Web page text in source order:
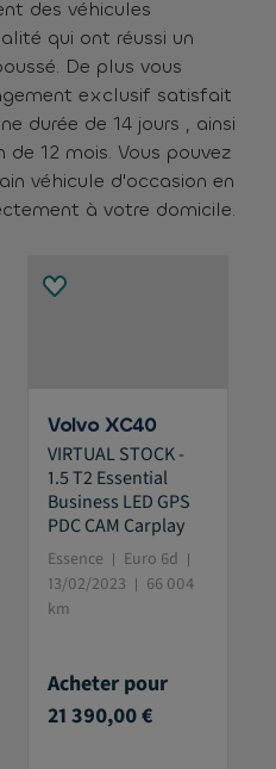
des véhicules
qui ont réussi un
De plus vous
exclusif satisfait
durée de 14 jours , ainsi
12 mois. Vous pouvez
véhicule d'occasion en
à votre domicile.
Volvo XC40
VIRTUAL STOCK -
1.5 T2 Essential
Business LED GPS
PDC CAM Carplay
Essence
Euro 6d
13/02/2023
66 004
km
Acheter pour
21 390,00 €